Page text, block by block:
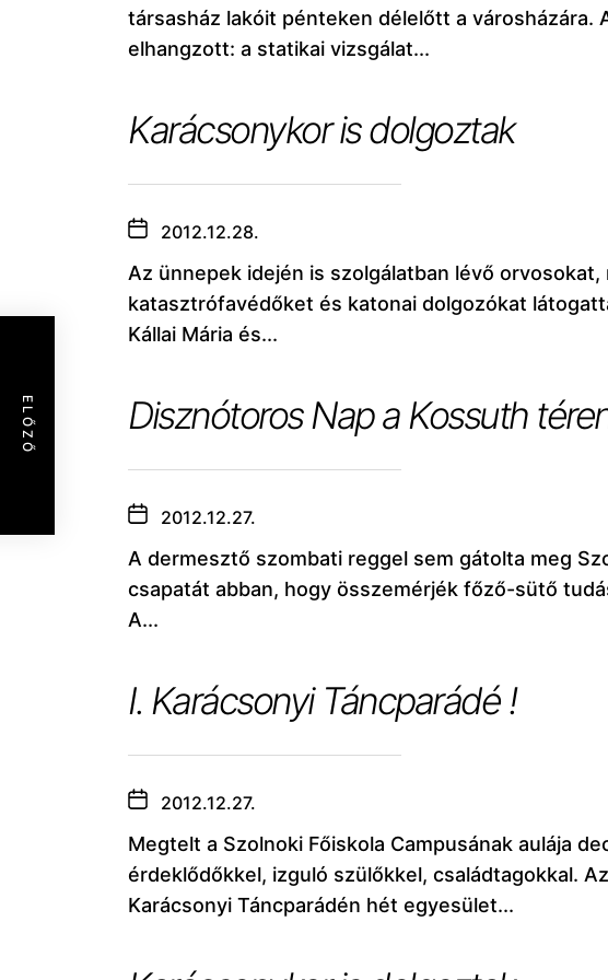
ELŐZŐ
társasház lakóit pénteken délelőtt a városházára.
elhangzott: a statikai vizsgálat...
Karácsonykor is dolgoztak
2012.12.28.
Az ünnepek idején is szolgálatban lévő
katasztrófavédőket és katonai dolgozókat
Kállai Mária és...
Disznótoros Nap a Kossuth
2012.12.27.
A dermesztő szombati reggel sem gátolta meg
csapatát abban, hogy összemérjék főző-sütő
A...
I. Karácsonyi Táncparádé !
2012.12.27.
Megtelt a Szolnoki Főiskola Campusának aulája
érdeklődőkkel, izguló szülőkkel, családtagokkal.
Karácsonyi Táncparádén hét egyesület...